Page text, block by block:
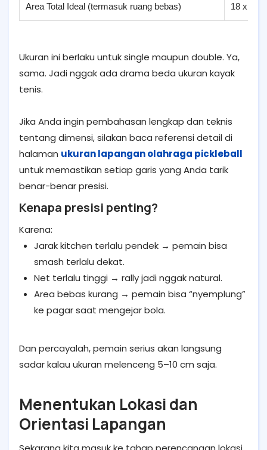
Area Total Ideal (termasuk ruang bebas) 18 x 9
Ukuran ini berlaku untuk single maupun double. Ya,
sama. Jadi nggak ada drama beda ukuran kayak
tenis.
Jika Anda ingin pembahasan lengkap dan teknis
tentang dimensi, silakan baca referensi detail di
halaman ukuran lapangan olahraga pickleball
untuk memastikan setiap garis yang Anda tarik
benar-benar presisi.
Kenapa presisi penting?
Karena:
Jarak kitchen terlalu pendek → pemain bisa
smash terlalu dekat.
Net terlalu tinggi → rally jadi nggak natural.
Area bebas kurang → pemain bisa “nyemplung”
ke pagar saat mengejar bola.
Dan percayalah, pemain serius akan langsung
sadar kalau ukuran melenceng 5–10 cm saja.
Menentukan Lokasi dan
Orientasi Lapangan